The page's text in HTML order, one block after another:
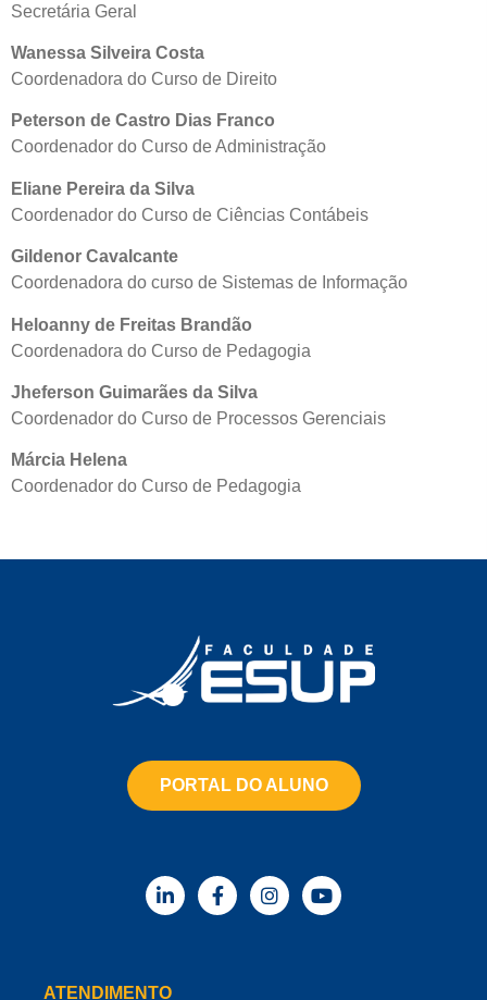
Secretária Geral
Wanessa Silveira Costa
Coordenadora do Curso de Direito
Peterson de Castro Dias Franco
Coordenador do Curso de Administração
Eliane Pereira da Silva
Coordenador do Curso de Ciências Contábeis
Gildenor Cavalcante
Coordenadora do curso de Sistemas de Informação
Heloanny de Freitas Brandão
Coordenadora do Curso de Pedagogia
Jheferson Guimarães da Silva
Coordenador do Curso de Processos Gerenciais
Márcia Helena
Coordenador do Curso de Pedagogia
PORTAL DO ALUNO
ATENDIMENTO